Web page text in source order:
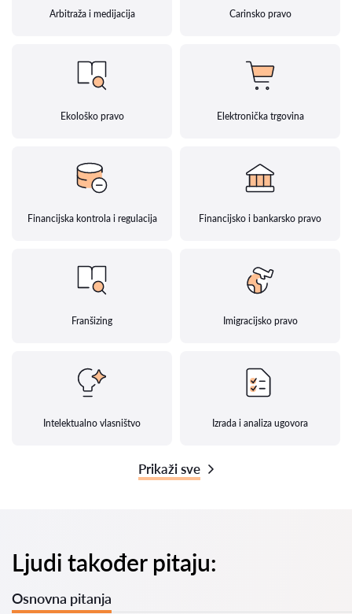
Arbitraža i medijacija Carinsko pravo
Ekološko pravo Elektronička trgovina
Financijska kontrola i regulacija Financijsko i bankarsko pravo
Franšizing Imigracijsko pravo
Intelektualno vlasništvo Izrada i analiza ugovora
Prikaži sve
Ljudi također pitaju:
Osnovna pitanja